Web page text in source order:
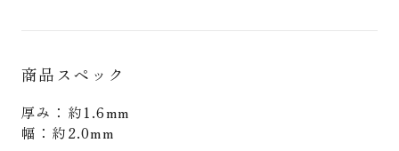
商品スペック
厚み：約1.6mm
幅：約2.0mm